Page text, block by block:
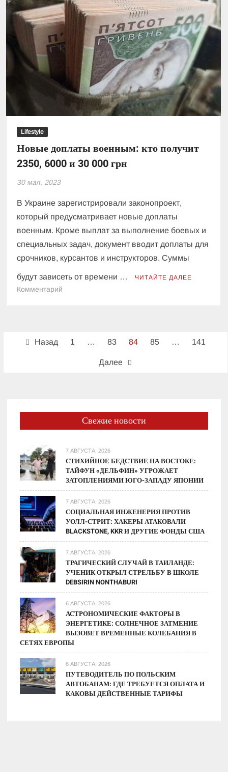
рис
и
гречку:
сколько
продукты
супермаркетах
Lifestyle
Новые доплаты военным: кто получит
2350, 6000 и 30 000 грн
30 мая, 2023
В Украине зарегистрировали законопроект,
который предусматривает новые доплаты
военным. Кроме выплат за выполнение боевых и
специальных задач, документ вводит доплаты для
срочников, курсантов и инструкторов. Суммы
будут зависеть от времени … ЧИТАЙТЕ ДАЛЕЕ
Комментарий
получит
Пагинация
Назад 1 … 83 84 85 … 141
Далее
Свежие новости
7 АВГУСТА, 2026
СТИХИЙНОЕ БЕДСТВИЕ НА ВОСТОКЕ:
ТАЙФУН «ДЕЛЬФИН» УГРОЖАЕТ
ЗАТОПЛЕНИЯМИ ЮГО-ЗАПАДУ ЯПОНИИ
7 АВГУСТА, 2026
СОЦИАЛЬНАЯ ИНЖЕНЕРИЯ ПРОТИВ
УОЛЛ-СТРИТ: ХАКЕРЫ АТАКОВАЛИ
BLACKSTONE, KKR И ДРУГИЕ ФОНДЫ США
7 АВГУСТА, 2026
ТРАГИЧЕСКИЙ СЛУЧАЙ В ТАИЛАНДЕ:
УЧЕНИК ОТКРЫЛ СТРЕЛЬБУ В ШКОЛЕ
DEBSIRIN NONTHABURI
6 АВГУСТА, 2026
АСТРОНОМИЧЕСКИЕ ФАКТОРЫ В
ЭНЕРГЕТИКЕ: СОЛНЕЧНОЕ ЗАТМЕНИЕ
ВЫЗОВЕТ ВРЕМЕННЫЕ КОЛЕБАНИЯ В
СЕТЯХ ЕВРОПЫ
6 АВГУСТА, 2026
ПУТЕВОДИТЕЛЬ ПО ПОЛЬСКИМ
АВТОБАНАМ: ГДЕ ТРЕБУЕТСЯ ОПЛАТА И
КАКОВЫ ДЕЙСТВЕННЫЕ ТАРИФЫ